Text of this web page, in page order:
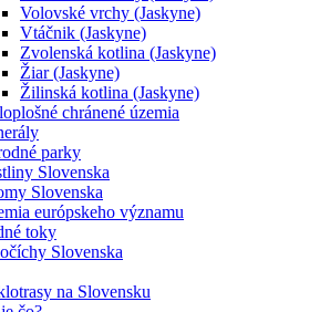
Volovské vrchy (Jaskyne)
Vtáčnik (Jaskyne)
Zvolenská kotlina (Jaskyne)
Žiar (Jaskyne)
Žilinská kotlina (Jaskyne)
chránené územia
parky
Slovenska
Slovenska
európskeho významu
toky
Slovenska
na Slovensku